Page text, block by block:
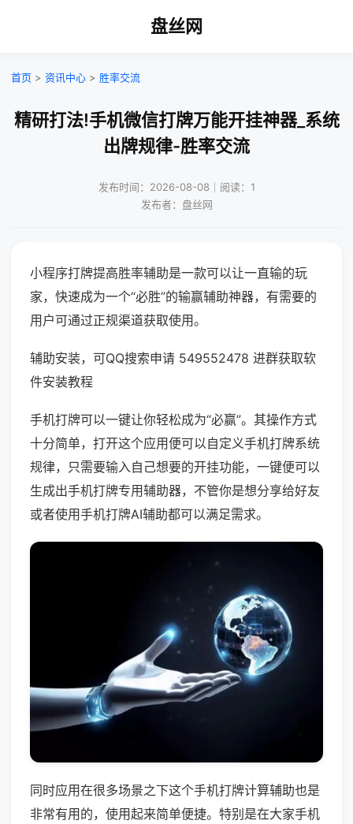
盘丝网
首页 > 资讯中心 > 胜率交流
精研打法!手机微信打牌万能开挂神器_系统
出牌规律-胜率交流
发布时间：2026-08-08｜阅读：1
发布者：盘丝网
小程序打牌提高胜率辅助是一款可以让一直输的玩
家，快速成为一个“必胜”的输赢辅助神器，有需要的
用户可通过正规渠道获取使用。
辅助安装，可QQ搜索申请 549552478 进群获取软
件安装教程
手机打牌可以一键让你轻松成为“必赢”。其操作方式
十分简单，打开这个应用便可以自定义手机打牌系统
规律，只需要输入自己想要的开挂功能，一键便可以
生成出手机打牌专用辅助器，不管你是想分享给好友
或者使用手机打牌AI辅助都可以满足需求。
同时应用在很多场景之下这个手机打牌计算辅助也是
非常有用的，使用起来简单便捷。特别是在大家手机